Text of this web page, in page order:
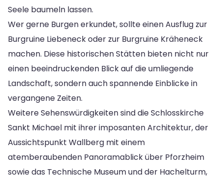
Seele baumeln lassen.
Wer gerne Burgen erkundet, sollte einen Ausflug zur
Burgruine Liebeneck oder zur Burgruine Kräheneck
machen. Diese historischen Stätten bieten nicht nur
einen beeindruckenden Blick auf die umliegende
Landschaft, sondern auch spannende Einblicke in
vergangene Zeiten.
Weitere Sehenswürdigkeiten sind die Schlosskirche
Sankt Michael mit ihrer imposanten Architektur, der
Aussichtspunkt Wallberg mit einem
atemberaubenden Panoramablick über Pforzheim
sowie das Technische Museum und der Hachelturm,